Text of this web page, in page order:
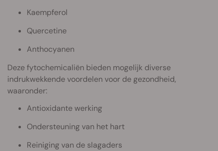
Kaempferol
Quercetine
Anthocyanen
Deze fytochemicaliën bieden mogelijk diverse
indrukwekkende voordelen voor de gezondheid,
waaronder:
Antioxidante werking
Ondersteuning van het hart
Reiniging van de slagaders